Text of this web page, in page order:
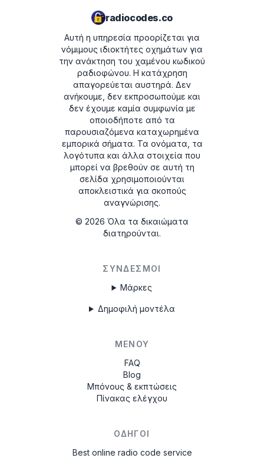
radiocodes.co
Αυτή η υπηρεσία προορίζεται για
νόμιμους ιδιοκτήτες οχημάτων για
την ανάκτηση του χαμένου κωδικού
ραδιοφώνου. Η κατάχρηση
απαγορεύεται αυστηρά. Δεν
ανήκουμε, δεν εκπροσωπούμε και
δεν έχουμε καμία συμφωνία με
οποιοδήποτε από τα
παρουσιαζόμενα καταχωρημένα
εμπορικά σήματα. Τα ονόματα, τα
λογότυπα και άλλα στοιχεία που
μπορεί να βρεθούν σε αυτή τη
σελίδα χρησιμοποιούνται
αποκλειστικά για σκοπούς
αναγνώρισης.
© 2026 Όλα τα δικαιώματα
διατηρούνται.
ΣΎΝΔΕΣΜΟΙ
Μάρκες
Δημοφιλή μοντέλα
ΜΕΝΟΎ
FAQ
Blog
Μπόνους & εκπτώσεις
Πίνακας ελέγχου
ΟΔΗΓΟΊ
Best online radio code service